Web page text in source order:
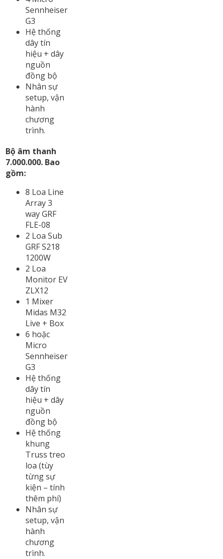
Sennheiser
G3
Hệ thống
dây tín
hiệu + dây
nguồn
đồng bộ
Nhân sự
setup, vận
hành
chương
trình.
Bộ âm thanh
7.000.000. Bao
gồm:
8 Loa Line
Array 3
way GRF
FLE-08
2 Loa Sub
GRF S218
1200W
2 Loa
Monitor EV
ZLX12
1 Mixer
Midas M32
Live + Box
6 hoặc
Micro
Sennheiser
G3
Hệ thống
dây tín
hiệu + dây
nguồn
đồng bộ
Hệ thống
khung
Truss treo
loa (tùy
từng sự
kiện – tính
thêm phí)
Nhân sự
setup, vận
hành
chương
trình.